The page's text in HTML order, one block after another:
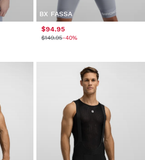
BX FASSA
$94.95
$149.95-40%